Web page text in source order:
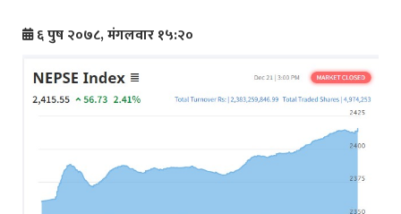
६ पुष २०७८, मंगलवार १५:२०